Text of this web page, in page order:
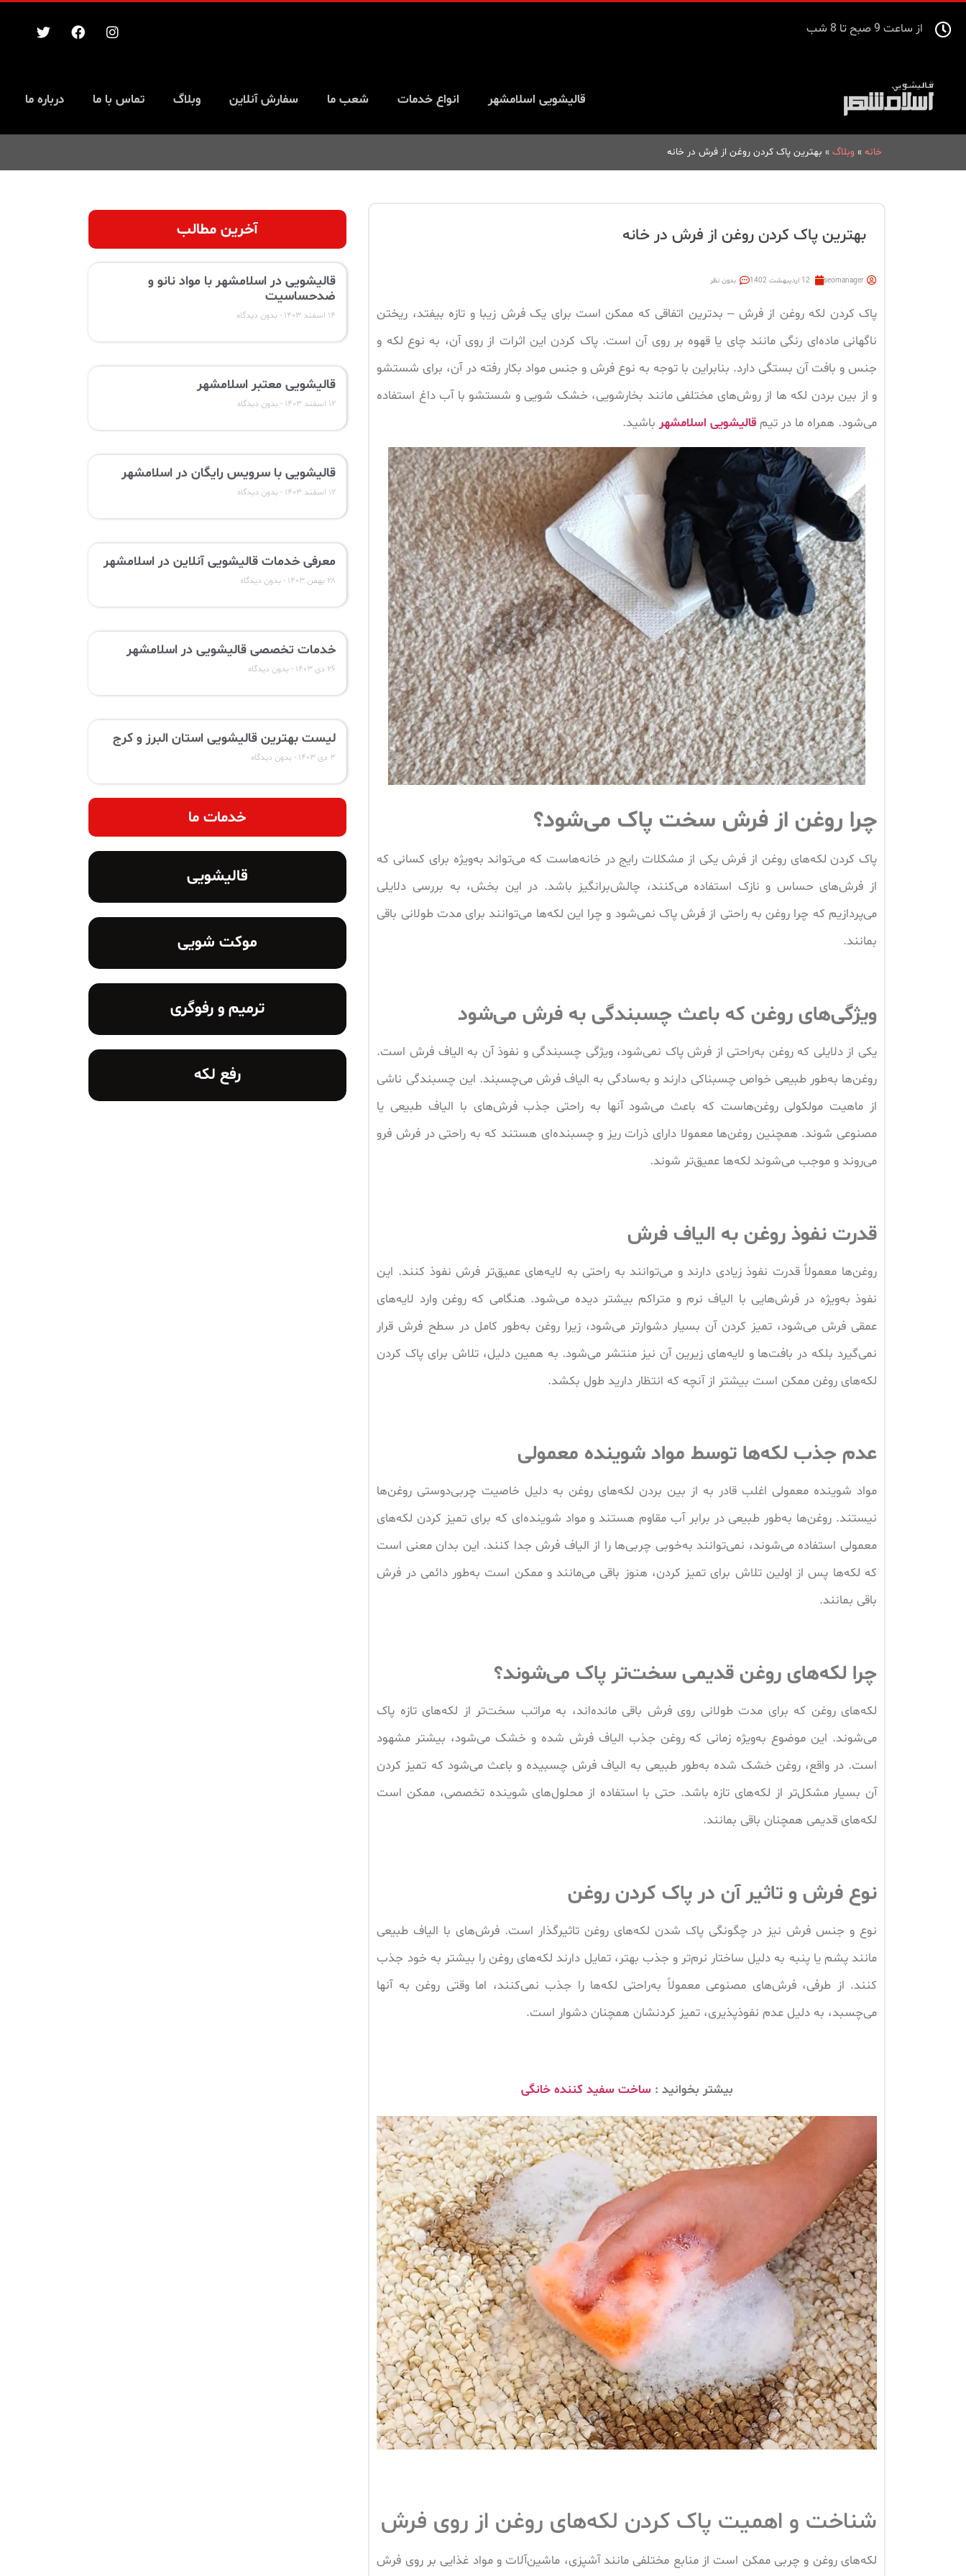
از ساعت 9 صبح تا 8 شب
قالیشویی اسلامشهر انواع خدمات شعب ما سفارش آنلاین وبلاگ تماس با ما درباره ما
خانه » وبلاگ » بهترین پاک کردن روغن از فرش در خانه
بهترین پاک کردن روغن از فرش در خانه
seomanager 12 اردیبهشت 1402 بدون نظر
پاک کردن لکه روغن از فرش – بدترین اتفاقی که ممکن است برای یک فرش زیبا و تازه بیفتد، ریختن
ناگهانی ماده‌ای رنگی مانند چای یا قهوه بر روی آن است. پاک کردن این اثرات از روی آن، به نوع لکه و
جنس و بافت آن بستگی دارد. بنابراین با توجه به نوع فرش و جنس مواد بکار رفته در آن، برای شستشو
و از بین بردن لکه ها از روش‌های مختلفی مانند بخارشویی، خشک شویی و شستشو با آب داغ استفاده
می‌شود. همراه ما در تیم قالیشویی اسلامشهر باشید.
چرا روغن از فرش سخت پاک می‌شود؟
پاک کردن لکه‌های روغن از فرش یکی از مشکلات رایج در خانه‌هاست که می‌تواند به‌ویژه برای کسانی که
از فرش‌های حساس و نازک استفاده می‌کنند، چالش‌برانگیز باشد. در این بخش، به بررسی دلایلی
می‌پردازیم که چرا روغن به راحتی از فرش پاک نمی‌شود و چرا این لکه‌ها می‌توانند برای مدت طولانی باقی
بمانند.
ویژگی‌های روغن که باعث چسبندگی به فرش می‌شود
یکی از دلایلی که روغن به‌راحتی از فرش پاک نمی‌شود، ویژگی چسبندگی و نفوذ آن به الیاف فرش است.
روغن‌ها به‌طور طبیعی خواص چسبناکی دارند و به‌سادگی به الیاف فرش می‌چسبند. این چسبندگی ناشی
از ماهیت مولکولی روغن‌هاست که باعث می‌شود آنها به راحتی جذب فرش‌های با الیاف طبیعی یا
مصنوعی شوند. همچنین روغن‌ها معمولا دارای ذرات ریز و چسبنده‌ای هستند که به راحتی در فرش فرو
می‌روند و موجب می‌شوند لکه‌ها عمیق‌تر شوند.
قدرت نفوذ روغن به الیاف فرش
روغن‌ها معمولاً قدرت نفوذ زیادی دارند و می‌توانند به راحتی به لایه‌های عمیق‌تر فرش نفوذ کنند. این
نفوذ به‌ویژه در فرش‌هایی با الیاف نرم و متراکم بیشتر دیده می‌شود. هنگامی که روغن وارد لایه‌های
عمقی فرش می‌شود، تمیز کردن آن بسیار دشوارتر می‌شود، زیرا روغن به‌طور کامل در سطح فرش قرار
نمی‌گیرد بلکه در بافت‌ها و لایه‌های زیرین آن نیز منتشر می‌شود. به همین دلیل، تلاش برای پاک کردن
لکه‌های روغن ممکن است بیشتر از آنچه که انتظار دارید طول بکشد.
عدم جذب لکه‌ها توسط مواد شوینده معمولی
مواد شوینده معمولی اغلب قادر به از بین بردن لکه‌های روغن به دلیل خاصیت چربی‌دوستی روغن‌ها
نیستند. روغن‌ها به‌طور طبیعی در برابر آب مقاوم هستند و مواد شوینده‌ای که برای تمیز کردن لکه‌های
معمولی استفاده می‌شوند، نمی‌توانند به‌خوبی چربی‌ها را از الیاف فرش جدا کنند. این بدان معنی است
که لکه‌ها پس از اولین تلاش برای تمیز کردن، هنوز باقی می‌مانند و ممکن است به‌طور دائمی در فرش
باقی بمانند.
چرا لکه‌های روغن قدیمی سخت‌تر پاک می‌شوند؟
لکه‌های روغن که برای مدت طولانی روی فرش باقی مانده‌اند، به مراتب سخت‌تر از لکه‌های تازه پاک
می‌شوند. این موضوع به‌ویژه زمانی که روغن جذب الیاف فرش شده و خشک می‌شود، بیشتر مشهود
است. در واقع، روغن خشک شده به‌طور طبیعی به الیاف فرش چسبیده و باعث می‌شود که تمیز کردن
آن بسیار مشکل‌تر از لکه‌های تازه باشد. حتی با استفاده از محلول‌های شوینده تخصصی، ممکن است
لکه‌های قدیمی همچنان باقی بمانند.
نوع فرش و تاثیر آن در پاک کردن روغن
نوع و جنس فرش نیز در چگونگی پاک شدن لکه‌های روغن تاثیرگذار است. فرش‌های با الیاف طبیعی
مانند پشم یا پنبه به دلیل ساختار نرم‌تر و جذب بهتر، تمایل دارند لکه‌های روغن را بیشتر به خود جذب
کنند. از طرفی، فرش‌های مصنوعی معمولاً به‌راحتی لکه‌ها را جذب نمی‌کنند، اما وقتی روغن به آنها
می‌چسبد، به دلیل عدم نفوذپذیری، تمیز کردنشان همچنان دشوار است.
بیشتر بخوانید : ساخت سفید کننده خانگی
شناخت و اهمیت پاک کردن لکه‌های روغن از روی فرش
لکه‌های روغن و چربی ممکن است از منابع مختلفی مانند آشپزی، ماشین‌آلات و مواد غذایی بر روی فرش
آخرین مطالب
قالیشویی در اسلامشهر با مواد نانو و
ضدحساسیت
۱۴ اسفند ۱۴۰۳ بدون دیدگاه
قالیشویی معتبر اسلامشهر
۱۲ اسفند ۱۴۰۳ بدون دیدگاه
قالیشویی با سرویس رایگان در اسلامشهر
۱۲ اسفند ۱۴۰۳ بدون دیدگاه
معرفی خدمات قالیشویی آنلاین در اسلامشهر
۲۸ بهمن ۱۴۰۳ بدون دیدگاه
خدمات تخصصی قالیشویی در اسلامشهر
۲۶ دی ۱۴۰۳ بدون دیدگاه
لیست بهترین قالیشویی استان البرز و کرج
۳ دی ۱۴۰۳ بدون دیدگاه
خدمات ما
قالیشویی
موکت شویی
ترمیم و رفوگری
رفع لکه